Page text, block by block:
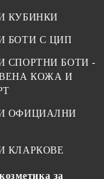
КУБИНКИ
БОТИ С ЦИП
СПОРТНИ БОТИ -
КОЖА И
ОФИЦИАЛНИ
КЛАРКОВЕ
за